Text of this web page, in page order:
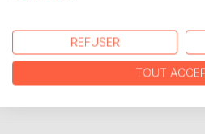
CRITIQUES PRESSE
REFUSER
TOUT